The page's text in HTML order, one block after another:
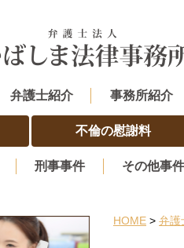
弁護士紹介 事務所紹介
不倫の慰謝料
刑事事件 その他事件
HOME > 弁護